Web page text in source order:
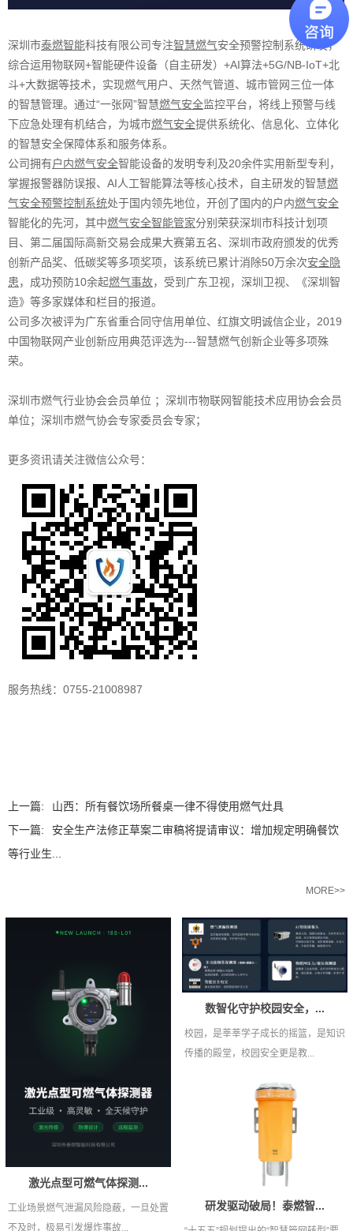
深圳市泰燃智能科技有限公司专注智慧燃气安全预警控制系统研发，
综合运用物联网+智能硬件设备（自主研发）+AI算法+5G/NB-IoT+北
斗+大数据等技术，实现燃气用户、天然气管道、城市管网三位一体
的智慧管理。通过“一张网”智慧燃气安全监控平台，将线上预警与线
下应急处理有机结合，为城市燃气安全提供系统化、信息化、立体化
的智慧安全保障体系和服务体系。
公司拥有户内燃气安全智能设备的发明专利及20余件实用新型专利，
掌握报警器防误报、AI人工智能算法等核心技术，自主研发的智慧燃
气安全预警控制系统处于国内领先地位，开创了国内的户内燃气安全
智能化的先河，其中燃气安全智能管家分别荣获深圳市科技计划项
目、第二届国际高新交易会成果大赛第五名、深圳市政府颁发的优秀
创新产品奖、低碳奖等多项奖项，该系统已累计消除50万余次安全隐
患，成功预防10余起燃气事故，受到广东卫视，深圳卫视、《深圳智
造》等多家媒体和栏目的报道。
公司多次被评为广东省重合同守信用单位、红旗文明诚信企业，2019
中国物联网产业创新应用典范评选为---智慧燃气创新企业等多项殊
荣。
深圳市燃气行业协会会员单位 ；深圳市物联网智能技术应用协会会员
单位；深圳市燃气协会专家委员会专家；
更多资讯请关注微信公众号：
服务热线：0755-21008987
上一篇:
山西：所有餐饮场所餐桌一律不得使用燃气灶具
下一篇:
安全生产法修正草案二审稿将提请审议：增加规定明确餐饮
等行业生...
MORE>>
激光点型可燃气体探测...
工业场景燃气泄漏风险隐蔽，一旦处置
不及时，极易引发爆炸事故...
数智化守护校园安全，...
校园，是莘莘学子成长的摇篮，是知识
传播的殿堂，校园安全更是教...
研发驱动破局！泰燃智...